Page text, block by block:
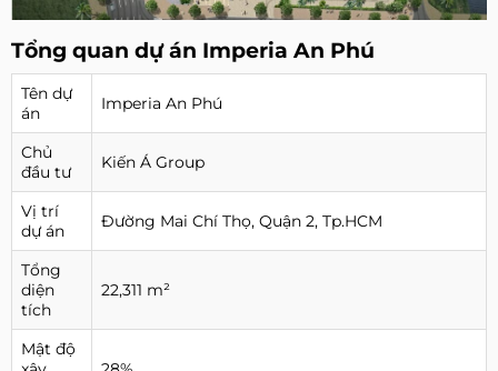
Tổng quan dự án Imperia An Phú
Tên dự
án
Imperia An Phú
Chủ
đầu tư
Kiến Á Group
Vị trí
dự án
Đường Mai Chí Thọ, Quận 2, Tp.HCM
Tổng
diện
tích
22,311 m²
Mật độ